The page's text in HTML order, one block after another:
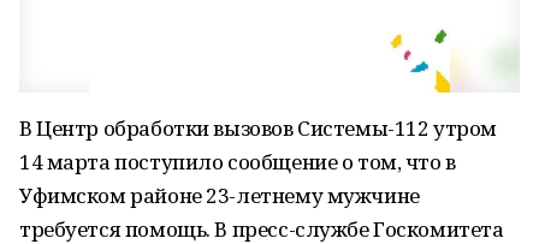
В Центр обработки вызовов Системы-112 утром
14 марта поступило сообщение о том, что в
Уфимском районе 23-летнему мужчине
требуется помощь. В пресс-службе Госкомитета